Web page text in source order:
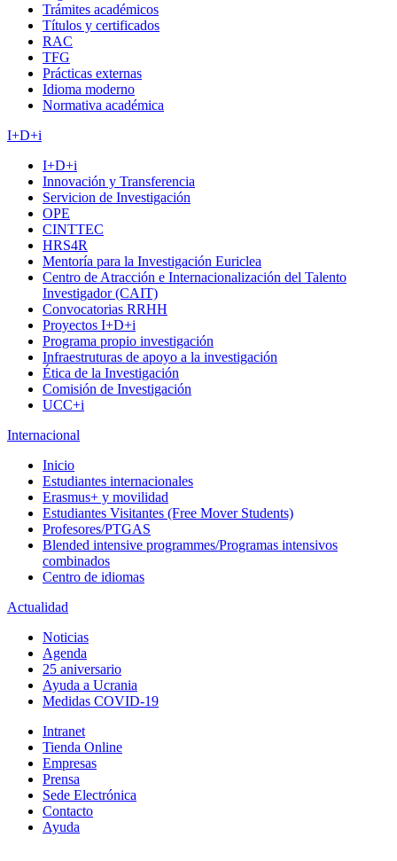
Trámites académicos
Títulos y certificados
RAC
TFG
Prácticas externas
Idioma moderno
Normativa académica
I+D+i
I+D+i
Innovación y Transferencia
Servicion de Investigación
OPE
CINTTEC
HRS4R
Mentoría para la Investigación Euriclea
Centro de Atracción e Internacionalización del Talento
Investigador (CAIT)
Convocatorias RRHH
Proyectos I+D+i
Programa propio investigación
Infraestruturas de apoyo a la investigación
Ética de la Investigación
Comisión de Investigación
UCC+i
Internacional
Inicio
Estudiantes internacionales
Erasmus+ y movilidad
Estudiantes Visitantes (Free Mover Students)
Profesores/PTGAS
Blended intensive programmes/Programas intensivos
combinados
Centro de idiomas
Actualidad
Noticias
Agenda
25 aniversario
Ayuda a Ucrania
Medidas COVID-19
Intranet
Tienda Online
Empresas
Prensa
Sede Electrónica
Contacto
Ayuda